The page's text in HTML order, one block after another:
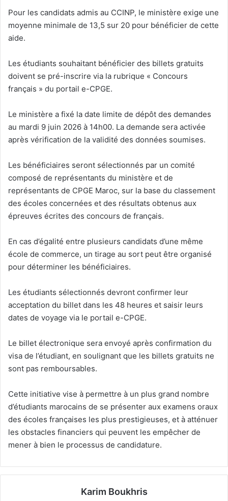
Pour les candidats admis au CCINP, le ministère exige une
moyenne minimale de 13,5 sur 20 pour bénéficier de cette
aide.
Les étudiants souhaitant bénéficier des billets gratuits
doivent se pré-inscrire via la rubrique « Concours
français » du portail e-CPGE.
Le ministère a fixé la date limite de dépôt des demandes
au mardi 9 juin 2026 à 14h00. La demande sera activée
après vérification de la validité des données soumises.
Les bénéficiaires seront sélectionnés par un comité
composé de représentants du ministère et de
représentants de CPGE Maroc, sur la base du classement
des écoles concernées et des résultats obtenus aux
épreuves écrites des concours de français.
En cas d’égalité entre plusieurs candidats d’une même
école de commerce, un tirage au sort peut être organisé
pour déterminer les bénéficiaires.
Les étudiants sélectionnés devront confirmer leur
acceptation du billet dans les 48 heures et saisir leurs
dates de voyage via le portail e-CPGE.
Le billet électronique sera envoyé après confirmation du
visa de l’étudiant, en soulignant que les billets gratuits ne
sont pas remboursables.
Cette initiative vise à permettre à un plus grand nombre
d’étudiants marocains de se présenter aux examens oraux
des écoles françaises les plus prestigieuses, et à atténuer
les obstacles financiers qui peuvent les empêcher de
mener à bien le processus de candidature.
Karim Boukhris